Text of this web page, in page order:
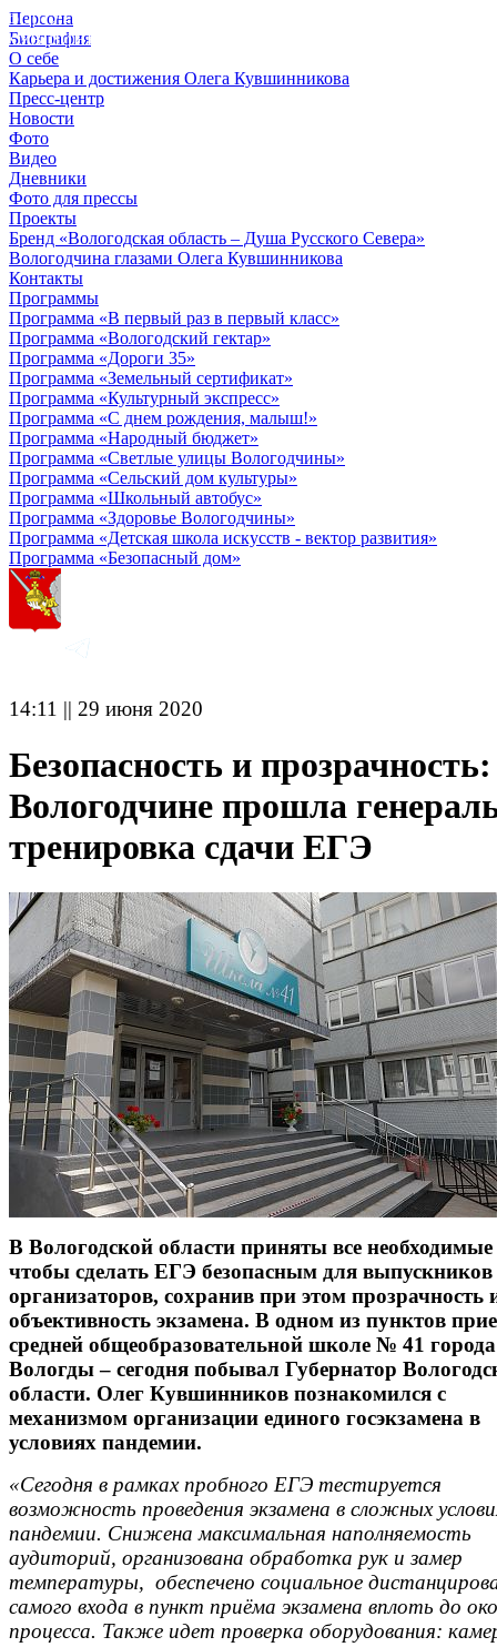
Персона
Биография
О себе
Карьера и достижения Олега Кувшинникова
Пресс-центр
Новости
Фото
Видео
Дневники
Фото для прессы
Проекты
Бренд «Вологодская область – Душа Русского Севера»
Вологодчина глазами Олега Кувшинникова
Контакты
Программы
Программа «В первый раз в первый класс»
Программа «Вологодский гектар»
Программа «Дороги 35»
Программа «Земельный сертификат»
Программа «Культурный экспресс»
Программа «С днем рождения, малыш!»
Программа «Народный бюджет»
Программа «Светлые улицы Вологодчины»
Программа «Сельский дом культуры»
Программа «Школьный автобус»
Программа «Здоровье Вологодчины»
Программа «Детская школа искусств - вектор развития»
Программа «Безопасный дом»
14:11 || 29 июня 2020
Безопасность и
Вологодчине прошла
тренировка сдачи ЕГЭ
В Вологодской области приняты все
чтобы сделать ЕГЭ безопасным для выпускников
организаторов, сохранив при этом прозрачность
объективность экзамена. В одном из пунктов
средней общеобразовательной школе № 41 города
Вологды – сегодня побывал Губернатор
области. Олег Кувшинников познакомился с
механизмом организации единого госэкзамена в
условиях пандемии.
«Сегодня в рамках пробного ЕГЭ тестируется
возможность проведения экзамена в сложных
пандемии. Снижена максимальная наполняемость
аудиторий, организована обработка рук и замер
температуры, обеспечено социальное
самого входа в пункт приёма экзамена вплоть до
процесса. Также идет проверка оборудования:
© 2012 - 2023,
КУВШИННИКОВ О.А.